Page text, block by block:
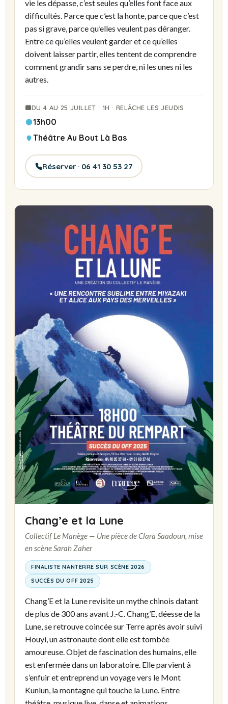
vie les dépasse, c’est seules qu’elles font face aux
difficultés. Parce que c’est la honte, parce que c’est
pas si grave, parce qu’elles veulent pas déranger.
Entre ce qu’elles veulent garder et ce qu’elles
doivent laisser partir, elles tentent de comprendre
comment grandir sans se perdre, ni les unes ni les
autres.
DU 4 AU 25 JUILLET · 1H · RELÂCHE LES JEUDIS
13h00
Théâtre Au Bout Là Bas
Réserver · 06 41 30 53 27
Chang’e et la Lune
Collectif Le Manège — Une pièce de Clara Saadoun, mise
en scène Sarah Zaher
FINALISTE NANTERRE SUR SCÈNE 2026
SUCCÈS DU OFF 2025
Chang’E et la Lune revisite un mythe chinois datant
de plus de 300 ans avant J.-C. Chang’E, déesse de la
Lune, se retrouve coincée sur Terre après avoir suivi
Houyi, un astronaute dont elle est tombée
amoureuse. Objet de fascination des humains, elle
est enfermée dans un laboratoire. Elle parvient à
s’enfuir et entreprend un voyage vers le Mont
Kunlun, la montagne qui touche la Lune. Entre